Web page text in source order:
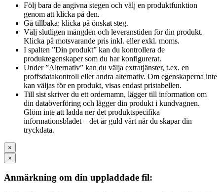
Följ bara de angivna stegen och välj en produktfunktion
genom att klicka på den.
Gå tillbaka: klicka på önskat steg.
Välj slutligen mängden och leveranstiden för din produkt.
Klicka på motsvarande pris inkl. eller exkl. moms.
I spalten ”Din produkt” kan du kontrollera de
produktegenskaper som du har konfigurerat.
Under ”Alternativ” kan du välja extratjänster, t.ex. en
proffsdatakontroll eller andra alternativ. Om egenskaperna inte
kan väljas för en produkt, visas endast pristabellen.
Till sist skriver du ett ordernamn, lägger till information om
din dataöverföring och lägger din produkt i kundvagnen.
Glöm inte att ladda ner det produktspecifika
informationsbladet – det är guld värt när du skapar din
tryckdata.
×
×
Anmärkning om din uppladdade fil: